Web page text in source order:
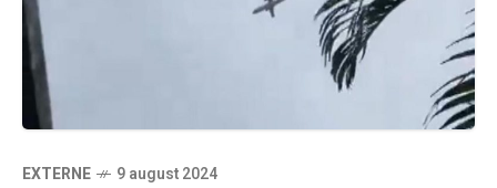
EXTERNE 9 august 2024